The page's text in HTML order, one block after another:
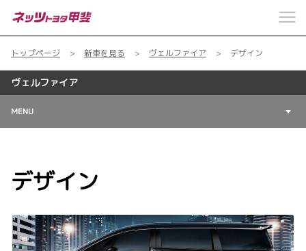
トップページ 新車を見る ヴェルファイア デザイン
ヴェルファイア
MENU
デザイン